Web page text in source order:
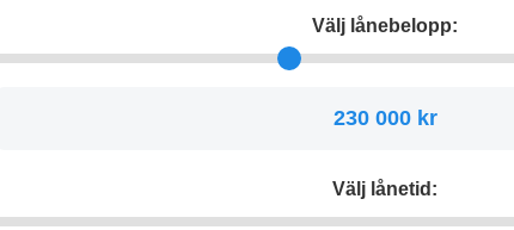
Välj lånebelopp:
230 000 kr
Välj lånetid: